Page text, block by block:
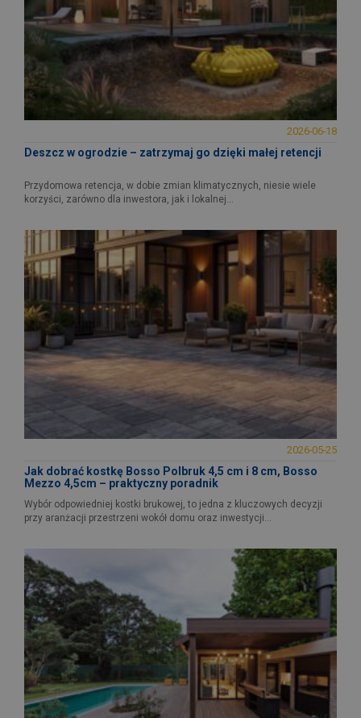
2026-06-18
Deszcz w ogrodzie – zatrzymaj go dzięki małej retencji
Przydomowa retencja, w dobie zmian klimatycznych, niesie wiele
korzyści, zarówno dla inwestora, jak i lokalnej...
2026-05-25
Jak dobrać kostkę Bosso Polbruk 4,5 cm i 8 cm, Bosso
Mezzo 4,5cm – praktyczny poradnik
Wybór odpowiedniej kostki brukowej, to jedna z kluczowych decyzji
przy aranżacji przestrzeni wokół domu oraz inwestycji...